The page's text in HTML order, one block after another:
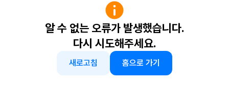
알 수 없는 오류가 발생했습니다.
다시 시도해주세요.
새로고침 홈으로 가기